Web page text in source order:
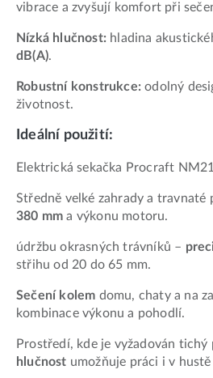
vibrace a zvyšují komfort při
Nízká hlučnost: hladina
dB(A).
Robustní konstrukce: odolný
životnost.
Ideální použití:
Elektrická sekačka Procraft
Středně velké zahrady a travnaté
380 mm a výkonu motoru.
údržbu okrasných trávníků –
střihu od 20 do 65 mm.
Sečení kolem domu, chaty a na
kombinace výkonu a pohodlí.
Prostředí, kde je vyžadován tichý
hlučnost umožňuje práci i v